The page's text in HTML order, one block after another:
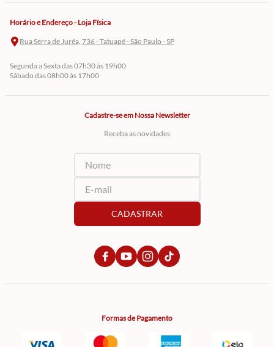
Horário e Endereço - Loja Física
Rua Serra de Juréa, 736 - Tatuapé - São Paulo - SP
Segunda a Sexta das 07h30 às 19h00
Sábado das 08h00 às 17h00
Cadastre-se em Nossa Newsletter
Receba as novidades
CADASTRAR
Formas de Pagamento